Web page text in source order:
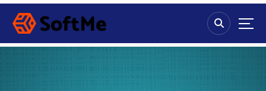
S
p